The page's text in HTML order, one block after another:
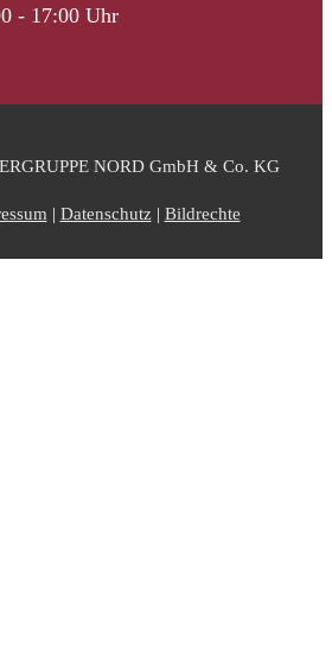
- 17:00 Uhr
NORD GmbH & Co. KG
| Datenschutz| Bildrechte